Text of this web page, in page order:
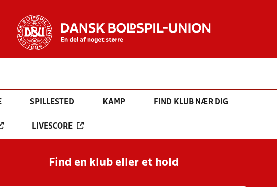
SPILLESTED KAMP FIND KLUB NÆR DIG
LIVESCORE
Find en klub eller et hold